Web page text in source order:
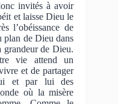
invités à avoir
et laisse Dieu le
l’obéissance de
plan de Dieu dans
grandeur de Dieu.
vie attend un
et de partager
et par lui des
où la misère